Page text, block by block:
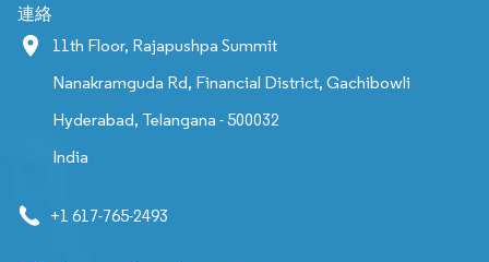
連絡
11th Floor, Rajapushpa Summit
Nanakramguda Rd, Financial District, Gachibowli
Hyderabad, Telangana - 500032
India
+1 617-765-2493